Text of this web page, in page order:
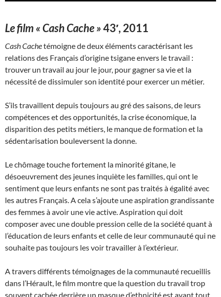
Le film « Cash Cache »43′, 2011
Cash Cachetémoigne de deux éléments caractérisant les
relations des Français d’origine tsigane envers le travail :
trouver un travail au jour le jour, pour gagner sa vie et la
nécessité de dissimuler son identité pour exercer un métier.
S’ils travaillent depuis toujours au gré des saisons, de leurs
compétences et des opportunités, la crise économique, la
disparition des petits métiers, le manque de formation et la
sédentarisation bouleversent la donne.
Le chômage touche fortement la minorité gitane, le
désoeuvrement des jeunes inquiète les familles, qui ont le
sentiment que leurs enfants ne sont pas traités à égalité avec
les autres Français. A cela s’ajoute une aspiration grandissante
des femmes à avoir une vie active. Aspiration qui doit
composer avec une double pression celle de la société quant à
l’éducation de leurs enfants et celle de leur communauté qui ne
souhaite pas toujours les voir travailler à l’extérieur.
A travers différents témoignages de la communauté recueillis
dans l’Hérault, le film montre que la question du travail trop
souvent cachée derrière un masque d’ethnicité est avant tout